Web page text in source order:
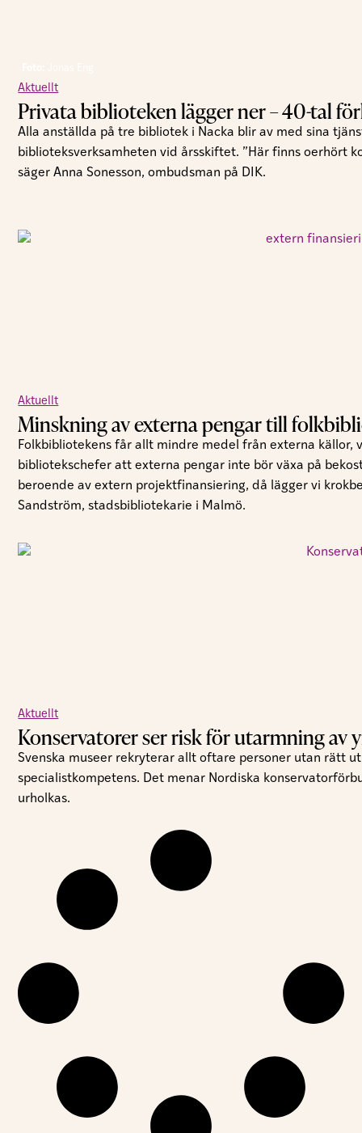
Aktuellt
Privata biblioteken lägger ner – 40-tal
Alla anställda på tre bibliotek i Nacka blir av med sina
biblioteksverksamheten vid årsskiftet. ”Här finns oerhört
säger Anna Sonesson, ombudsman på DIK.
Aktuellt
Minskning av externa pengar till
Folkbibliotekens får allt mindre medel från externa källor,
bibliotekschefer att externa pengar inte bör växa på
beroende av extern projektfinansiering, då lägger vi
Sandström, stadsbibliotekarie i Malmö.
Aktuellt
Konservatorer ser risk för utarmning av
Svenska museer rekryterar allt oftare personer utan rätt
specialistkompetens. Det menar Nordiska
urholkas.